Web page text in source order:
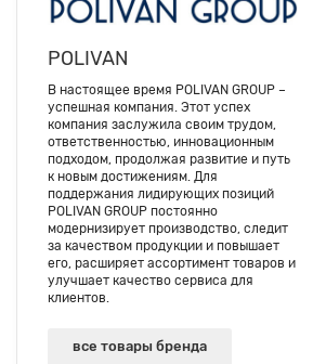
POLIVAN
В настоящее время POLIVAN GROUP –
успешная компания. Этот успех
компания заслужила своим трудом,
ответственностью, инновационным
подходом, продолжая развитие и путь
к новым достижениям. Для
поддержания лидирующих позиций
POLIVAN GROUP постоянно
модернизирует производство, следит
за качеством продукции и повышает
его, расширяет ассортимент товаров и
улучшает качество сервиса для
клиентов.
все товары бренда